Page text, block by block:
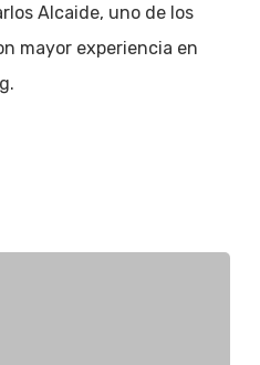
Alcaide, uno de los
mayor experiencia en